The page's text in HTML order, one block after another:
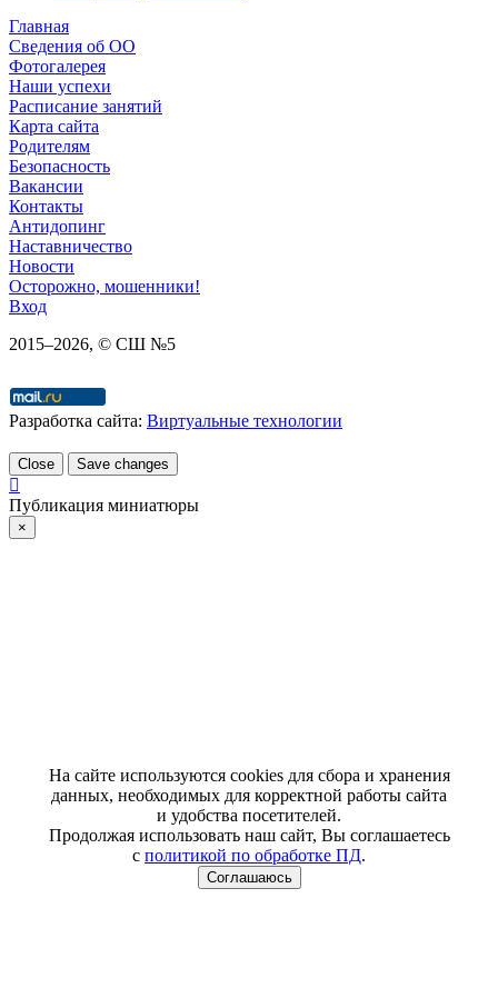
Главная
Сведения об ОО
Фотогалерея
Наши успехи
Расписание занятий
Карта сайта
Родителям
Безопасность
Вакансии
Контакты
Антидопинг
Наставничество
Новости
Осторожно, мошенники!
Вход
2015–2026, © СШ №5
Разработка сайта: Виртуальные технологии
Close Save changes
Публикация миниатюры
×
На сайте используются cookies для сбора и хранения
данных, необходимых для корректной работы сайта
и удобства посетителей.
Продолжая использовать наш сайт, Вы соглашаетесь
с политикой по обработке ПД.
Соглашаюсь